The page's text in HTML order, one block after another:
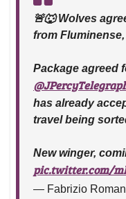
🚨🐺 Wolves
from
Package agreed
has already
travel being
New winger,
pic.twitter.com/
— Fabrizio